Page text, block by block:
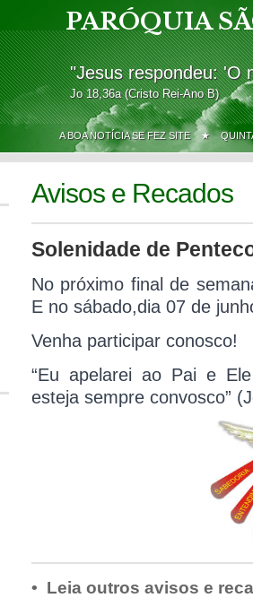
PARÓQUIA
"Jesus respondeu: 'O
Jo 18,36a (Cristo Rei-Ano B)
A BOA NOTÍCIA SE FEZ SITE ★
Avisos e Recados
Solenidade de
No próximo final de
E no sábado,dia 07 de
Venha participar conosco!
“Eu apelarei ao Pai e
esteja sempre convosco”
• Leia outros avisos e